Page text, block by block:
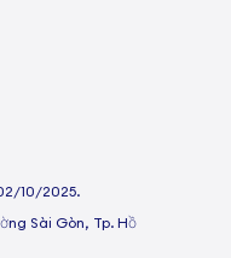
10/2025.
Sài Gòn, Tp. Hồ